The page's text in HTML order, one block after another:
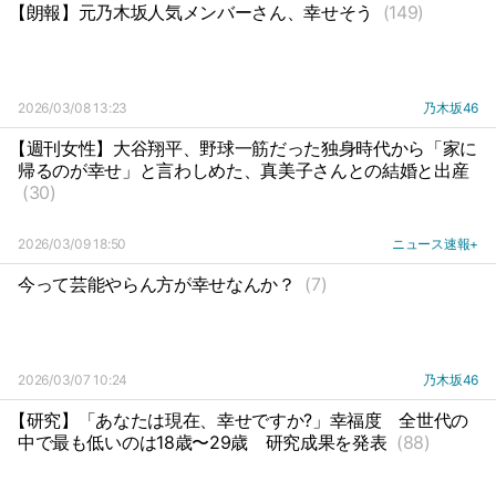
【朗報】元乃木坂人気メンバーさん、幸せそう (149)
2026/03/08 13:23 乃木坂46
【週刊女性】大谷翔平、野球一筋だった独身時代から「家に
帰るのが幸せ」と言わしめた、真美子さんとの結婚と出産
(30)
2026/03/09 18:50 ニュース速報+
今って芸能やらん方が幸せなんか？ (7)
2026/03/07 10:24 乃木坂46
【研究】「あなたは現在、幸せですか?」幸福度
全世代の
中で最も低いのは18歳〜29歳
研究成果を発表 (88)